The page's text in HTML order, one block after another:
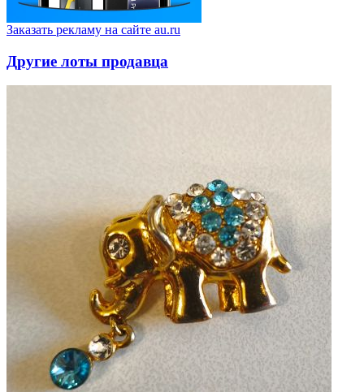
Заказать рекламу на сайте au.ru
Другие лоты продавца